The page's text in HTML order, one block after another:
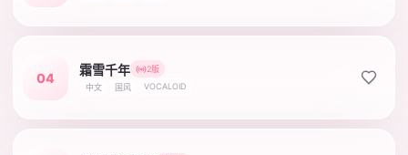
04
霜雪千年
2版
中文
国风 VOCALOID